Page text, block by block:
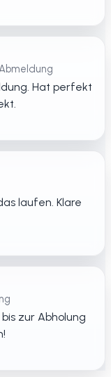
Hat perfekt
laufen. Klare
zur Abholung